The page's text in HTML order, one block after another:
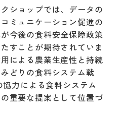
ショップでは、データの
ミュニケーション促進の
今後の食料安全保障政策
すことが期待されていま
による農業生産性と持続
どりの食料システム戦
力による食料システム
重要な提案として位置づ